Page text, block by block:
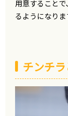
用意すること
るようになりま
チンチ